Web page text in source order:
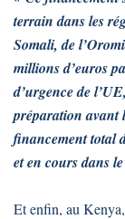
terrain dans les
Somali, de
millions d’euros
d’urgence de
préparation avant
financement total
et en cours dans
Et enfin, au